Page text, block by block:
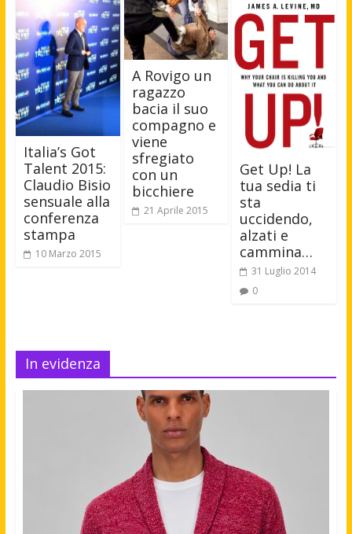
Italia’s Got
Talent 2015:
Claudio Bisio
sensuale alla
conferenza
stampa
10 Marzo 2015
A Rovigo un
ragazzo
bacia il suo
compagno e
viene
sfregiato
con un
bicchiere
21 Aprile 2015
Get Up! La
tua sedia ti
sta
uccidendo,
alzati e
cammina…
31 Luglio 2014
0
In evidenza